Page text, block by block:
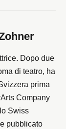
Dopo due
di teatro, ha
prima
Company
Swiss
pubblicato